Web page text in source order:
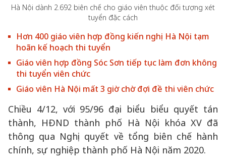
Hà Nội dành 2.692 biên chế cho giáo viên thuộc đối tượng xét
tuyển đặc cách
Hơn 400 giáo viên hợp đồng kiến nghị Hà Nội tạm
hoãn kế hoạch thi tuyển
Giáo viên hợp đồng Sóc Sơn tiếp tục làm đơn không
thi tuyển viên chức
Giáo viên Hà Nội mất 3 giờ chờ đợi đề thi viên chức
Chiều 4/12, với 95/96 đại biểu biểu quyết tán
thành, HĐND thành phố Hà Nội khóa XV đã
thông qua Nghị quyết về tổng biên chế hành
chính, sự nghiệp thành phố Hà Nội năm 2020.